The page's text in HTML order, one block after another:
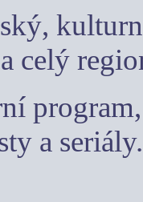
celý
a seriály.